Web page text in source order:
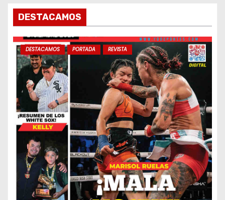
s
DESTACAMOS
DESTACAMOS PORTADA REVISTA